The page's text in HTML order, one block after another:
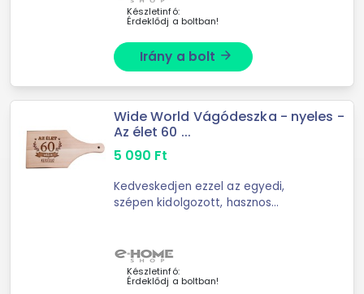
Készletinfó:
Érdeklődj a boltban!
Irány a bolt arrow_forward
Wide World Vágódeszka - nyeles -
Az élet 60 ...
5 090 Ft
Kedveskedjen ezzel az egyedi,
szépen kidolgozott, hasznos
nem fog elmaradni! -Anyaga: B
Készletinfó:
Érdeklődj a boltban!